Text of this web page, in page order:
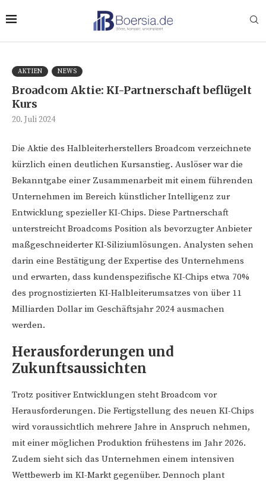
AKTIEN NEWS
Broadcom Aktie: KI-Partnerschaft beflügelt
Kurs
20. Juli 2024
Die Aktie des Halbleiterherstellers Broadcom verzeichnete
kürzlich einen deutlichen Kursanstieg. Auslöser war die
Bekanntgabe einer Zusammenarbeit mit einem führenden
Unternehmen im Bereich künstlicher Intelligenz zur
Entwicklung spezieller KI-Chips. Diese Partnerschaft
unterstreicht Broadcoms Position als bevorzugter Anbieter
maßgeschneiderter KI-Siliziumlösungen. Analysten sehen
darin eine Bestätigung der Expertise des Unternehmens
und erwarten, dass kundenspezifische KI-Chips etwa 70%
des prognostizierten KI-Halbleiterumsatzes von über 11
Milliarden Dollar im Geschäftsjahr 2024 ausmachen
werden.
Herausforderungen und
Zukunftsaussichten
Trotz positiver Entwicklungen steht Broadcom vor
Herausforderungen. Die Fertigstellung des neuen KI-Chips
wird voraussichtlich mehrere Jahre in Anspruch nehmen,
mit einer möglichen Produktion frühestens im Jahr 2026.
Zudem sieht sich das Unternehmen einem intensiven
Wettbewerb im KI-Markt gegenüber. Dennoch plant